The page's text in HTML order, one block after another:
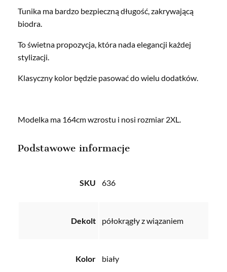
Tunika ma bardzo bezpieczną długość, zakrywającą
biodra.
To świetna propozycja, która nada elegancji każdej
stylizacji.
Klasyczny kolor będzie pasować do wielu dodatków.
Modelka ma 164cm wzrostu i nosi rozmiar 2XL.
Podstawowe informacje
SKU 636
Dekolt półokrągły z wiązaniem
Kolor biały